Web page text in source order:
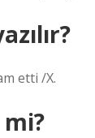
etti /X.